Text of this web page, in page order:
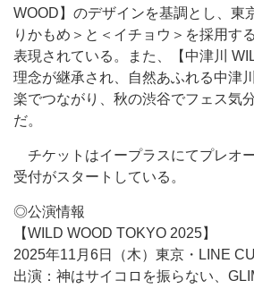
WOOD】のデザインを基調とし、東
りかもめ＞と＜イチョウ＞を採用す
表現されている。また、【中津川
理念が継承され、自然あふれる中津
楽でつながり、秋の渋谷でフェス気
だ。
チケットはイープラスにてプレオ
受付がスタートしている。
◎公演情報
【WILD WOOD TOKYO 2025】
2025年11月6日（木）東京・LINE
出演：神はサイコロを振らない、